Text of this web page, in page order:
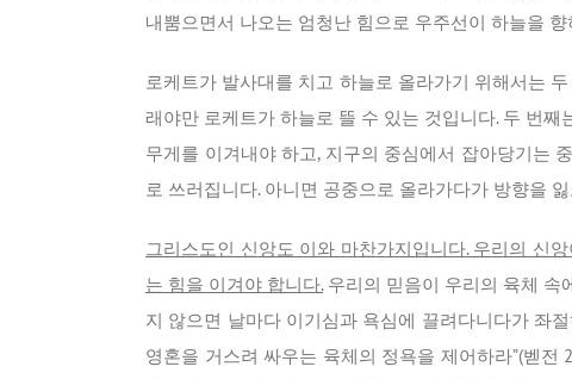
내뿜으면서 나오는 엄청난 힘으로 우주선이 하늘을
로케트가 발사대를 치고 하늘로 올라가기 위해서는
래야만 로케트가 하늘로 뜰 수 있는 것입니다. 두 번
무게를 이겨내야 하고, 지구의 중심에서 잡아당기는
로 쓰러집니다. 아니면 공중으로 올라가다가 방향을
그리스도인 신앙도 이와 마찬가지입니다. 우리의 신
는 힘을 이겨야 합니다.우리의 믿음이 우리의 육체 속
지 않으면 날마다 이기심과 욕심에 끌려다니다가 좌
영혼을 거스려 싸우는 육체의 정욕을 제어하라”(벧